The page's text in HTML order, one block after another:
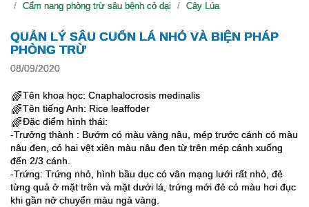
Cẩm nang phòng trừ sâu bệnh cỏ dại
Cây Lúa
QUẢN LÝ SÂU CUỐN LÁ NHỎ VÀ BIỆN PHÁP
PHÒNG TRỪ
08/09/2020
🌈Tên khoa học: Cnaphalocrosis medinalis
🌈Tên tiếng Anh: Rice leaffoder
🌈Đặc điểm hình thái:
-Trưởng thành : Bướm có màu vàng nâu, mép trước cánh có màu
nâu đen, có hai vệt xiên màu nâu đen từ trên mép cánh xuống
đến 2/3 cánh.
-Trứng: Trứng nhỏ, hình bầu dục có vân mạng lưới rất nhỏ, đẻ
từng quả ở mặt trên và mặt dưới lá, trứng mới đẻ có màu hơi đục
khi gần nở chuyển màu ngà vàng.